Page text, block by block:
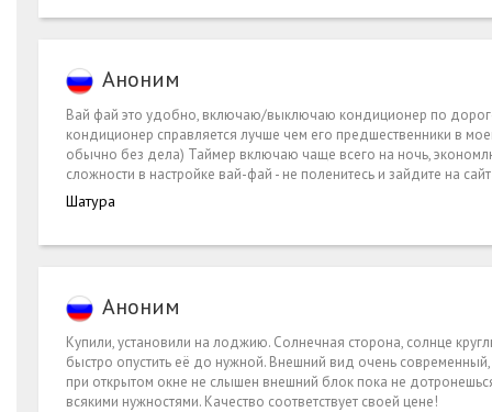
Аноним
Вай фай это удобно, включаю/выключаю кондиционер по
кондиционер справляется лучше чем его предшественники в
обычно без дела) Таймер включаю чаще всего на ночь,
сложности в настройке вай-фай - не поленитесь и зайдите на
Шатура
Аноним
Купили, установили на лоджию. Солнечная сторона, солнце
быстро опустить её до нужной. Внешний вид очень
при открытом окне не слышен внешний блок пока не
всякими нужностями. Качество соответствует своей цене!